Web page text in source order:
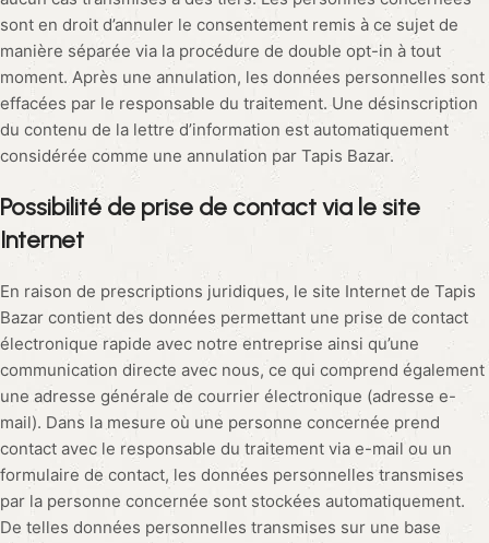
sont en droit d’annuler le consentement remis à ce sujet de
manière séparée via la procédure de double opt-in à tout
moment. Après une annulation, les données personnelles sont
effacées par le responsable du traitement. Une désinscription
du contenu de la lettre d’information est automatiquement
considérée comme une annulation par Tapis Bazar.
Possibilité de prise de contact via le site
Internet
En raison de prescriptions juridiques, le site Internet de Tapis
Bazar contient des données permettant une prise de contact
électronique rapide avec notre entreprise ainsi qu’une
communication directe avec nous, ce qui comprend également
une adresse générale de courrier électronique (adresse e-
mail). Dans la mesure où une personne concernée prend
contact avec le responsable du traitement via e-mail ou un
formulaire de contact, les données personnelles transmises
par la personne concernée sont stockées automatiquement.
De telles données personnelles transmises sur une base